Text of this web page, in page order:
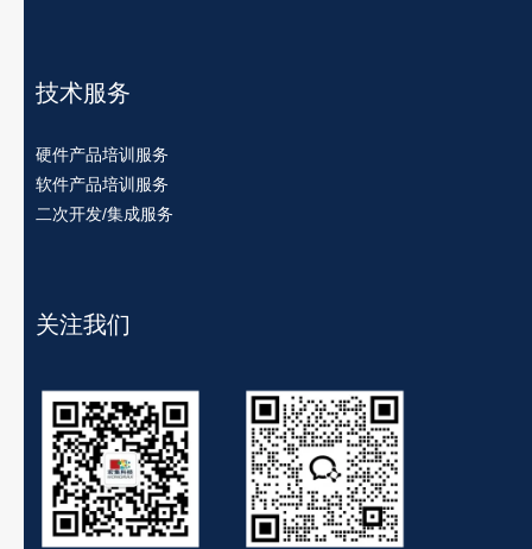
技术服务
硬件产品培训服务
软件产品培训服务
二次开发/集成服务
关注我们